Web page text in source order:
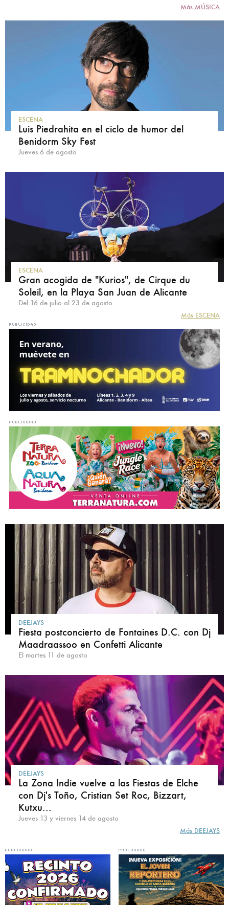
Más MÚSICA
ESCENA
Luis Piedrahita en el ciclo de humor del
Benidorm Sky Fest
Jueves 6 de agosto
ESCENA
Gran acogida de "Kurios", de Cirque du
Soleil, en la Playa San Juan de Alicante
Del 16 de julio al 23 de agosto
Más ESCENA
DEEJAYS
Fiesta postconcierto de Fontaines D.C. con Dj
Maadraassoo en Confetti Alicante
El martes 11 de agosto
DEEJAYS
La Zona Indie vuelve a las Fiestas de Elche
con Dj's Toño, Cristian Set Roc, Bizzart,
Kutxu...
Jueves 13 y viernes 14 de agosto
Más DEEJAYS